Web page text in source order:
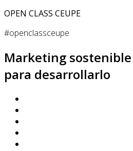
OPEN CLASS CEUPE
#openclassceupe
Marketing
para desarrollarlo